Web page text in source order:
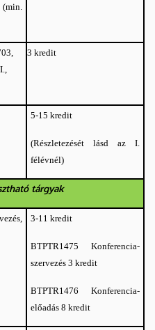
3 kredit
5-15 kredit
(Részletezését lásd az I.
félévnél)
tárgyak
3-11 kredit
BTPTR1475 Konferencia-
szervezés 3 kredit
BTPTR1476 Konferencia-
előadás 8 kredit